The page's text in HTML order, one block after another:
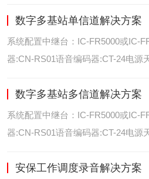
室内定位艾可慕数字电台具备GPS
能是艾可慕数字系统的
数字多基站单信道解决方案
系统配置中继台：IC-FR5000或IC-
器:CN-RS01语音编码器:CT-24电源
通过IP网络互联，通过成熟可靠的
延伸到世界的每一个角落。
数字多基站多信道解决方案
系统配置中继台：IC-FR5000或IC-
器:CN-RS01语音编码器:CT-24电源
之间通过IP网络互联，通过成熟可
安保工作调度录音解决方案